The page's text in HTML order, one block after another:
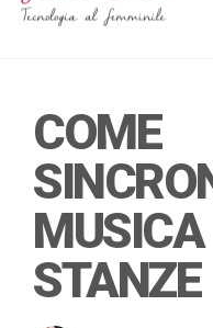
COME
MUSICA
STANZE